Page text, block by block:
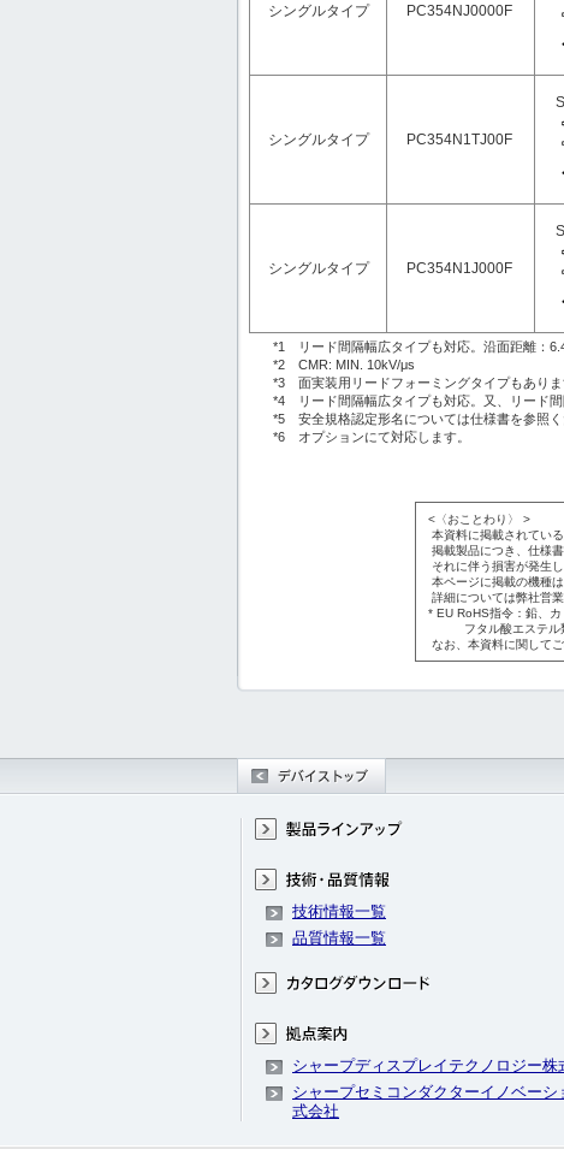
シングルタイプ PC354NJ0000F
シングルタイプ PC354N1TJ00F
シングルタイプ PC354N1J000F
*1 リード間隔幅広タイプも対応。沿面距離：
*2 CMR: MIN. 10kV/μs
*3 面実装用リードフォーミングタイプもありま
*4 リード間隔幅広タイプも対応。又、リード間
*5 安全規格認定形名については仕様書を参照く
*6 オプションにて対応します。
<〈おことわり〉 >
本資料に掲載されてい
掲載製品につき、仕様
それに伴う損害が発生
本ページに掲載の機種
詳細については弊社営
* EU RoHS指令：鉛、
フタル酸エステル類
なお、本資料に関して
技術情報一覧
品質情報一覧
シャープディスプレイテクノロジー株
シャープセミコンダクターイノベーシ
式会社